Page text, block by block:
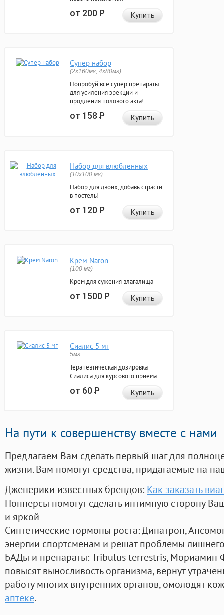
от 200Р Купить
Супер набор
(2х160мг, 4х80мг)
Попробуй все супер препараты
для усиления эрекции и
продления полового акта!
от 158Р Купить
Набор для влюбленных
(10х100 мг)
Набор для двоих, добавь страсти
в постель!
от 120Р Купить
Крем Naron
(100 мг)
Крем для сужения влагалища
от 1500Р Купить
Сиалис 5 мг
5мг
Терапевтическая дозировка
Сиалиса для курсового приема
от 60Р Купить
На пути к совершенству вместе с нами
Предлагаем Вам сделать первый шаг для
жизни. Вам помогут средства, придагаемые на
Дженерики известных брендов: Как заказать
Попперсы помогут сделать интимную сторону
и яркой
Синтетические гормоны роста: Динатроп,
энергии спортсменам и решат проблемы
БАДы и препараты:Tribulus terrestris, Мориамин
повысят выносливость организма, вернут
работу многих внутренних органов, омолодят
аптеке.